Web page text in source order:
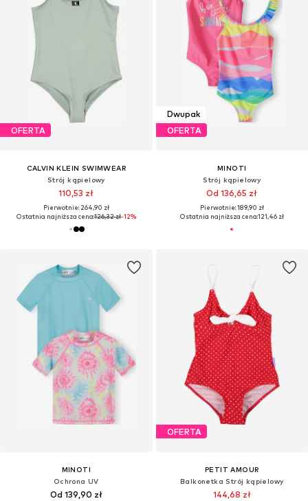
OFERTA
CALVIN KLEIN SWIMWEAR
Strój kąpielowy
110,53 zł
Pierwotnie: 264,90 zł
Ostatnia najniższa cena:126,32 zł-12%
Dwupak
OFERTA
MINOTI
Strój kąpielowy
Od 136,65 zł
Pierwotnie: 189,90 zł
Ostatnia najniższa cena:121,46 zł
MINOTI
Ochrona UV
Od 139,90 zł
OFERTA
PETIT AMOUR
Balkonetka Strój kąpielowy
144,68 zł